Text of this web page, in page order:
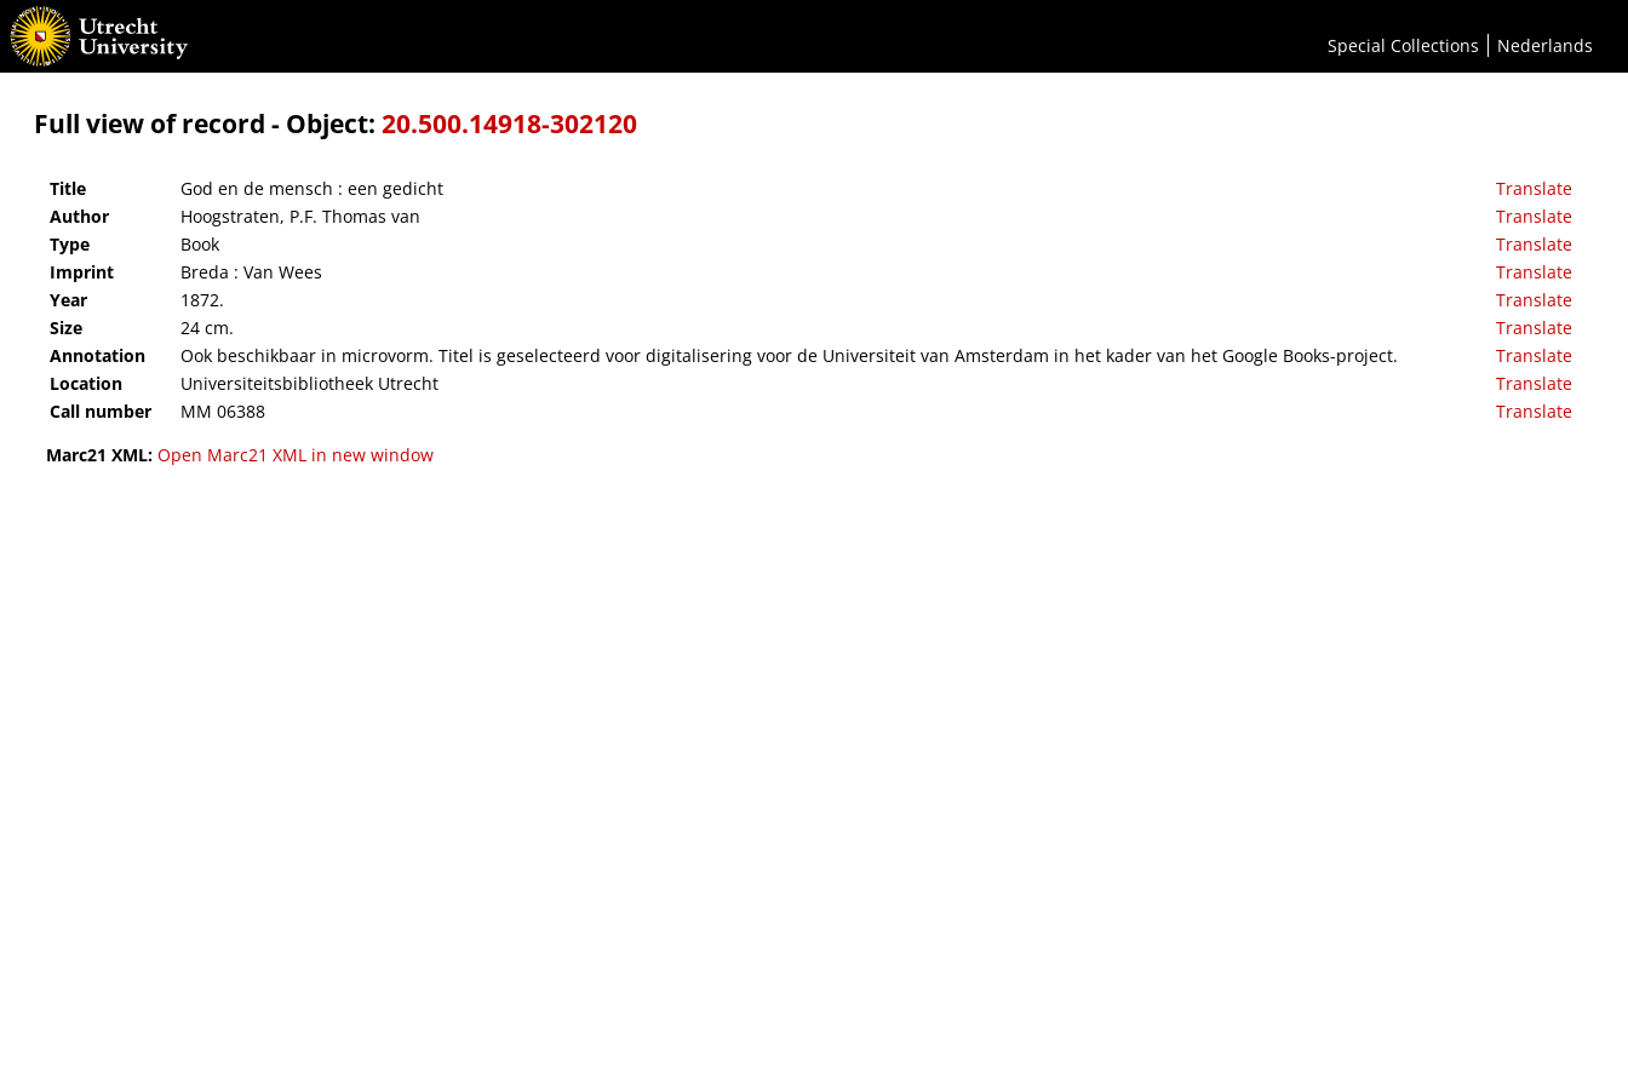
Special Collections Nederlands
God en de mensch : een gedicht
Full view of record - Object: 20.500.14918-302120
Title God en de mensch : een gedicht
Translate
Author
Hoogstraten, P.F. Thomas van
Translate
Type
Book
Translate
Imprint
Breda : Van Wees
Translate
Year
1872.
Translate
Size
24 cm.
Translate
Annotation
Ook beschikbaar in microvorm. Titel is geselecteerd voor digitalisering voor de Universiteit van Amsterdam in het kader van het Google Books-project.
Translate
Location
Universiteitsbibliotheek Utrecht
Translate
Call number
MM 06388
Translate
Marc21 XML: Open Marc21 XML in new window